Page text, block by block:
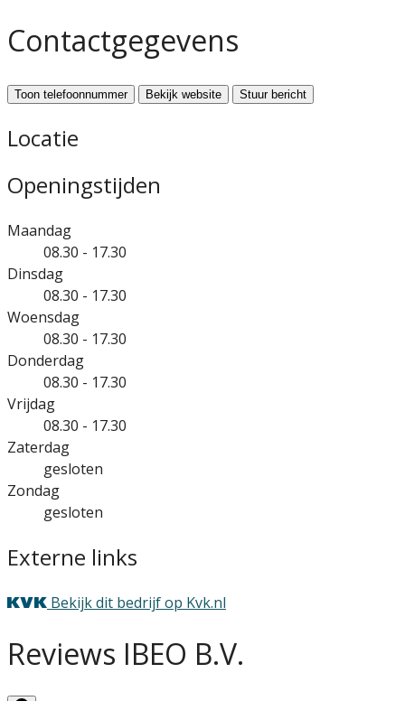
Contactgegevens
Toon telefoonnummer Bekijk website Stuur bericht
Locatie
Openingstijden
Maandag
08.30 - 17.30
Dinsdag
08.30 - 17.30
Woensdag
08.30 - 17.30
Donderdag
08.30 - 17.30
Vrijdag
08.30 - 17.30
Zaterdag
gesloten
Zondag
gesloten
Externe links
Bekijk dit bedrijf op Kvk.nl
Reviews IBEO B.V.